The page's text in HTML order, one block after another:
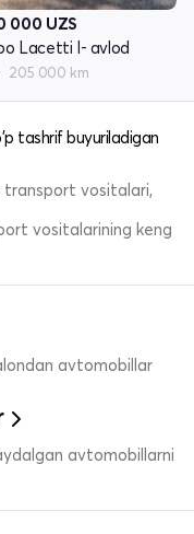
000 UZS
Lacetti I- avlod
205 000 km
tashrif buyuriladigan
vositalari,
vositalarining keng
avtomobillar
avtomobillarni